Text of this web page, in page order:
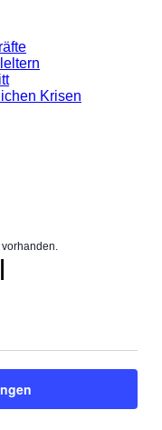
Krisen